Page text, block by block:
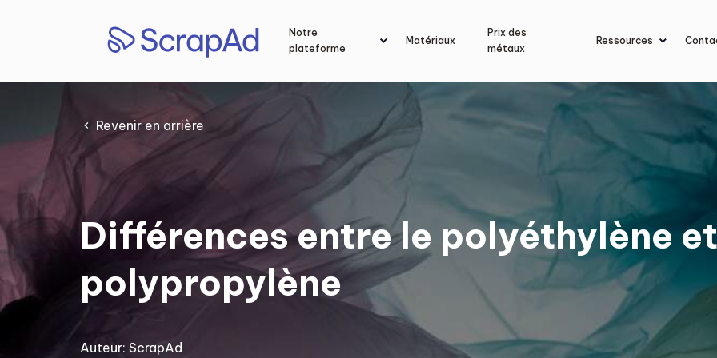
Notre
plateforme
Matériaux
Prix des
métaux
Ressources
Revenir en arrière
Différences entre le polyéthylène
polypropylène
Auteur: ScrapAd